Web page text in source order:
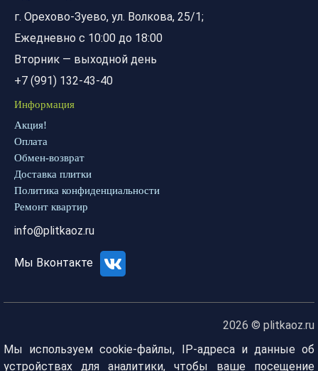
г. Орехово-Зуево, ул. Волкова, 25/1;
Ежедневно с 10:00 до 18:00
Вторник — выходной день
+7 (991) 132-43-40
Информация
Акция!
Оплата
Обмен-возврат
Доставка плитки
Политика конфиденциальности
Ремонт квартир
info@plitkaoz.ru
Мы Вконтакте
2026 © plitkaoz.ru
Мы используем cookie-файлы, IP-адреса и данные об
устройствах для аналитики, чтобы ваше посещение